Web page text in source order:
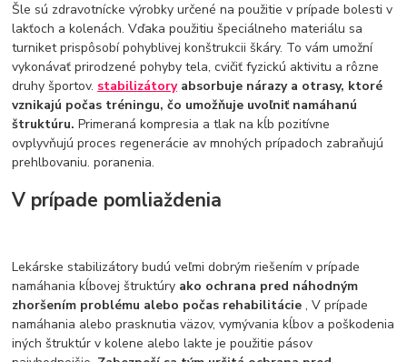
Šle sú zdravotnícke výrobky určené na použitie v prípade bolesti v
lakťoch a kolenách. Vďaka použitiu špeciálneho materiálu sa
turniket prispôsobí pohyblivej konštrukcii škáry. To vám umožní
vykonávať prirodzené pohyby tela, cvičiť fyzickú aktivitu a rôzne
druhy športov. stabilizátoryabsorbuje nárazy a otrasy, ktoré
vznikajú počas tréningu, čo umožňuje uvoľniť namáhanú
štruktúru.Primeraná kompresia a tlak na kĺb pozitívne
ovplyvňujú proces regenerácie av mnohých prípadoch zabraňujú
prehlbovaniu. poranenia.
V prípade pomliaždenia
Lekárske stabilizátory budú veľmi dobrým riešením v prípade
namáhania kĺbovej štruktúry ako ochrana pred náhodným
zhoršením problému alebo počas rehabilitácie, V prípade
namáhania alebo prasknutia väzov, vymývania kĺbov a poškodenia
iných štruktúr v kolene alebo lakte je použitie pásov